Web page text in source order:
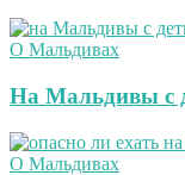
О Мальдивах
На Мальдивы с
О Мальдивах